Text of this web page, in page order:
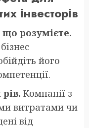
інвесторів
що розумієте.
його
Компанії з
витратами чи
від